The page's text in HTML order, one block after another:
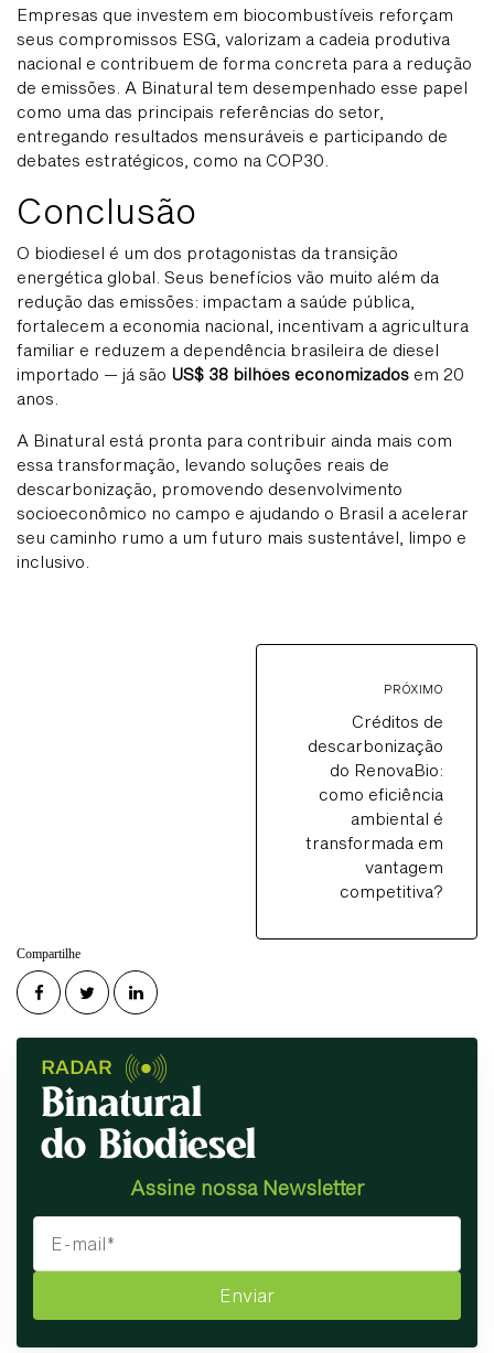
Empresas que investem em biocombustíveis reforçam
seus compromissos ESG, valorizam a cadeia produtiva
nacional e contribuem de forma concreta para a redução
de emissões. A Binatural tem desempenhado esse papel
como uma das principais referências do setor,
entregando resultados mensuráveis e participando de
debates estratégicos, como na COP30.
Conclusão
O biodiesel é um dos protagonistas da transição
energética global. Seus benefícios vão muito além da
redução das emissões: impactam a saúde pública,
fortalecem a economia nacional, incentivam a agricultura
familiar e reduzem a dependência brasileira de diesel
importado — já são US$ 38 bilhões economizados em 20
anos.
A Binatural está pronta para contribuir ainda mais com
essa transformação, levando soluções reais de
descarbonização, promovendo desenvolvimento
socioeconômico no campo e ajudando o Brasil a acelerar
seu caminho rumo a um futuro mais sustentável, limpo e
inclusivo.
PRÓXIMO
Créditos de
descarbonização
do RenovaBio:
como eficiência
ambiental é
transformada em
vantagem
competitiva?
Compartilhe
Assine nossa Newsletter
Enviar